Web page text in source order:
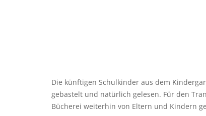
Die künftigen Schulkinder aus dem
gebastelt und natürlich gelesen. Für den
Bücherei weiterhin von Eltern und Kindern